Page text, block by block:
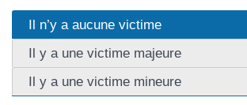
Il n’y a aucune victime
Il y a une victime majeure
Il y a une victime mineure